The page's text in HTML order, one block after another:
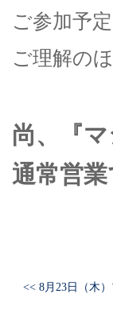
ご参加予
ご理解の
尚、『
通常営業
<< 8月23日（木